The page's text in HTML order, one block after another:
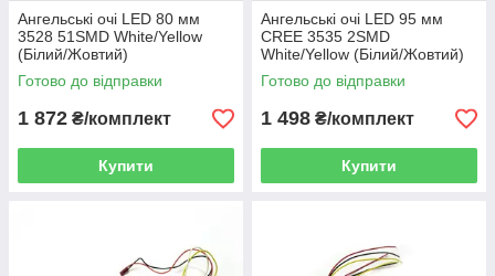
Ангельські очі LED 80 мм
3528 51SMD White/Yellow
(Білий/Жовтий)
Готово до відправки
1 872 ₴/комплект
Купити
Ангельські очі LED 95 мм
CREE 3535 2SMD
White/Yellow (Білий/Жовтий)
Готово до відправки
1 498 ₴/комплект
Купити